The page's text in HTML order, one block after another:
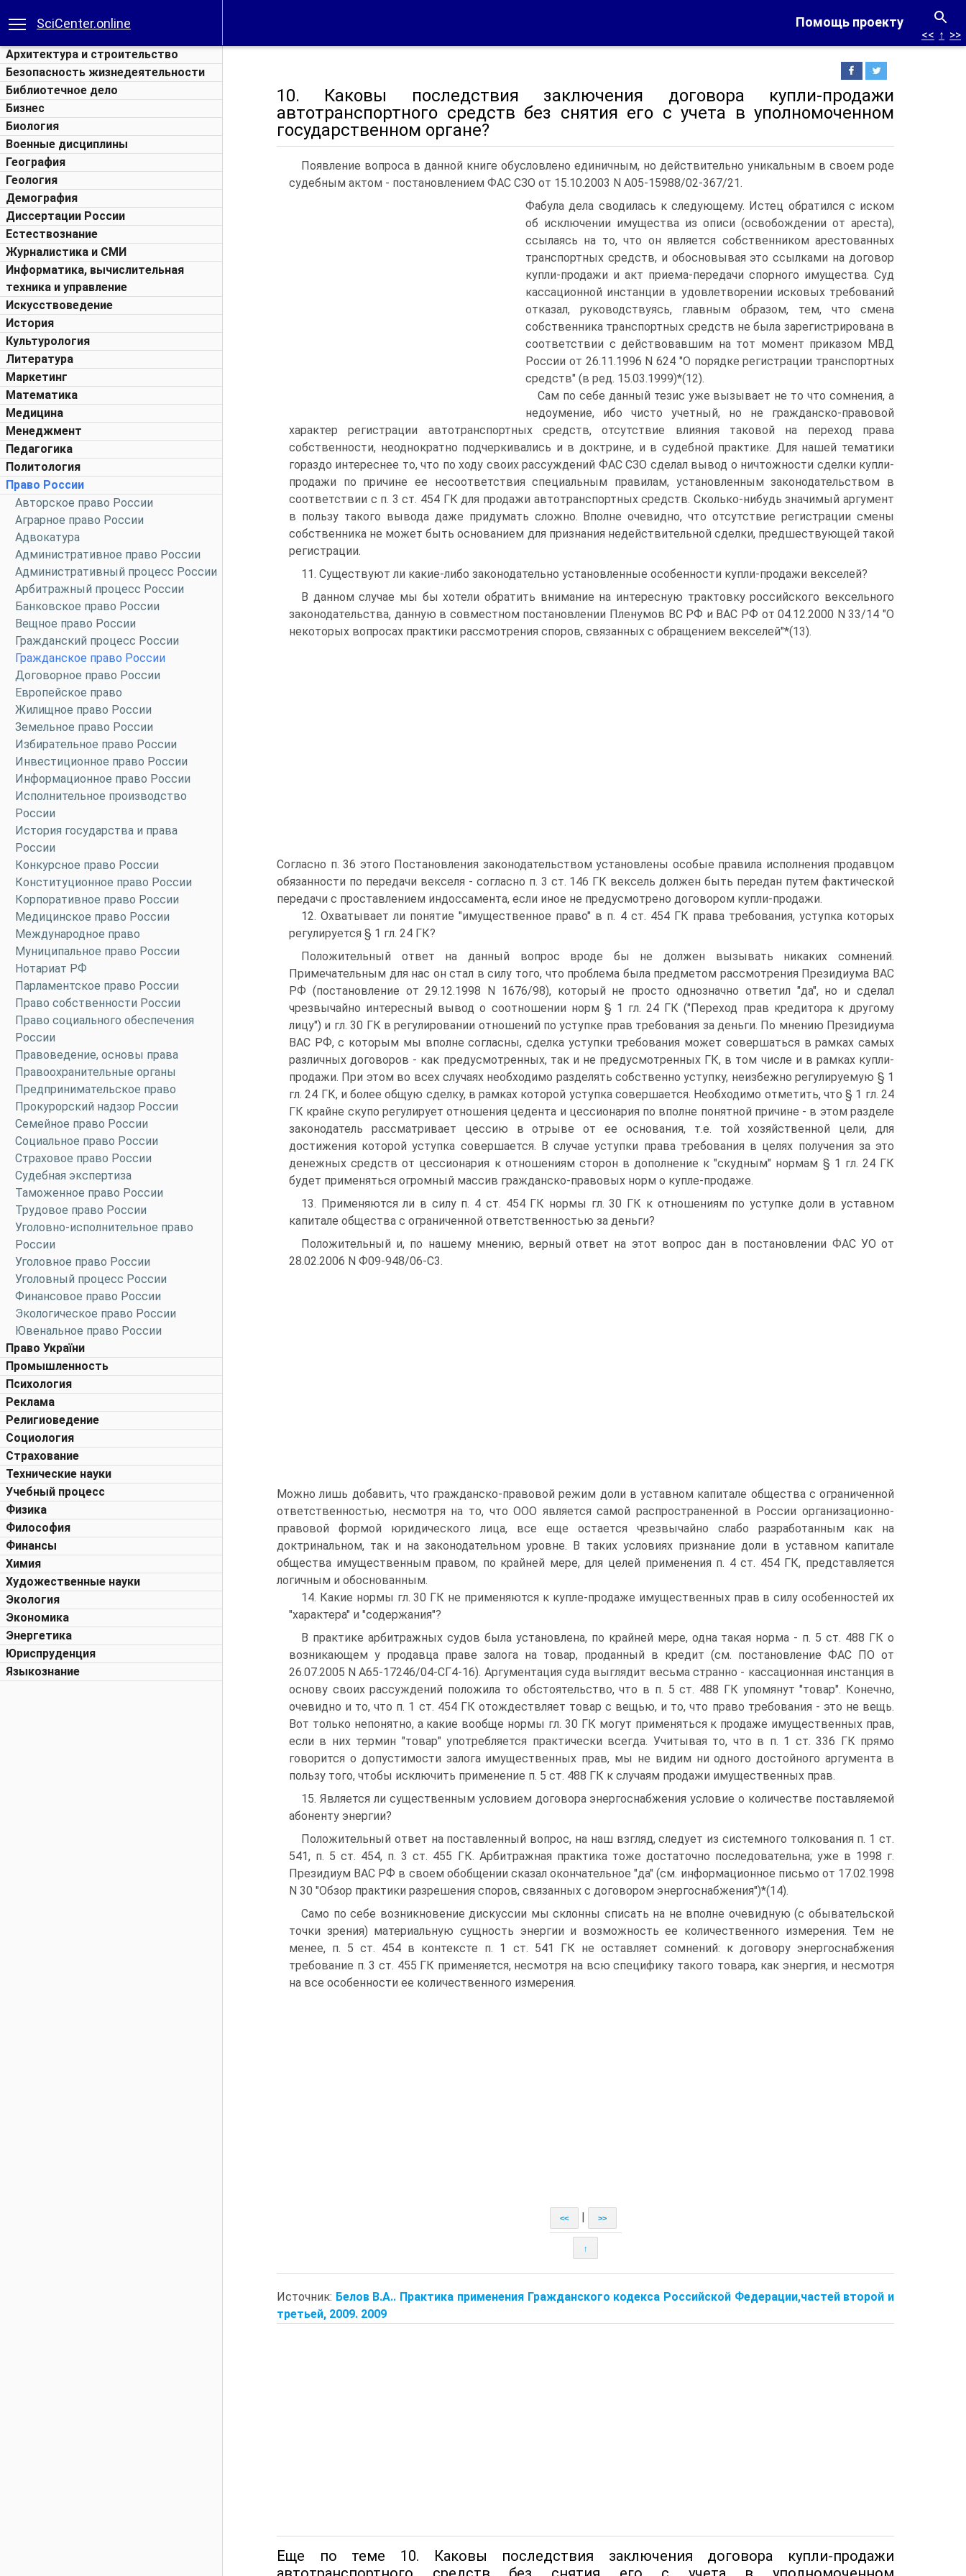
Помощь проекту
SciCenter.online
Архитектура и строительство
Безопасность жизнедеятельности
Библиотечное дело
Бизнес
Биология
Военные дисциплины
География
Геология
Демография
Диссертации России
Естествознание
Журналистика и СМИ
Информатика, вычислительная
техника и управление
Искусствоведение
История
Культурология
Литература
Маркетинг
Математика
Медицина
Менеджмент
Педагогика
Политология
Право России
Авторское право России
Аграрное право России
Адвокатура
Административное право России
Административный процесс России
Арбитражный процесс России
Банковское право России
Вещное право России
Гражданский процесс России
Гражданское право России
Договорное право России
Европейское право
Жилищное право России
Земельное право России
Избирательное право России
Инвестиционное право России
Информационное право России
Исполнительное производство
России
История государства и права
России
Конкурсное право России
Конституционное право России
Корпоративное право России
Медицинское право России
Международное право
Муниципальное право России
Нотариат РФ
Парламентское право России
Право собственности России
Право социального обеспечения
России
Правоведение, основы права
Правоохранительные органы
Предпринимательское право
Прокурорский надзор России
Семейное право России
Социальное право России
Страховое право России
Судебная экспертиза
Таможенное право России
Трудовое право России
Уголовно-исполнительное право
России
Уголовное право России
Уголовный процесс России
Финансовое право России
Экологическое право России
Ювенальное право России
Право України
Промышленность
Психология
Реклама
Религиоведение
Социология
Страхование
Технические науки
Учебный процесс
Физика
Философия
Финансы
Химия
Художественные науки
Экология
Экономика
Энергетика
Юриспруденция
Языкознание
<< ↑ >>
10. Каковы последствия заключения договора купли-продажи
автотранспортного средств без снятия его с учета в уполномоченном
государственном органе?
Появление вопроса в данной книге обусловлено единичным, но действительно уникальным в своем роде
судебным актом - постановлением ФАС СЗО от 15.10.2003 N А05-15988/02-367/21.
Фабула дела сводилась к следующему. Истец обратился с иском
об исключении имущества из описи (освобождении от ареста),
ссылаясь на то, что он является собственником арестованных
транспортных средств, и обосновывая это ссылками на договор
купли-продажи и акт приема-передачи спорного имущества. Суд
кассационной инстанции в удовлетворении исковых требований
отказал, руководствуясь, главным образом, тем, что смена
собственника транспортных средств не была зарегистрирована в
соответствии с действовавшим на тот момент приказом МВД
России от 26.11.1996 N 624 "О порядке регистрации транспортных
средств" (в ред. 15.03.1999)*(12).
Сам по себе данный тезис уже вызывает не то что сомнения, а
недоумение, ибо чисто учетный, но не гражданско-правовой
характер регистрации автотранспортных средств, отсутствие влияния таковой на переход права
собственности, неоднократно подчеркивались и в доктрине, и в судебной практике. Для нашей тематики
гораздо интереснее то, что по ходу своих рассуждений ФАС СЗО сделал вывод о ничтожности сделки купли-
продажи по причине ее несоответствия специальным правилам, установленным законодательством в
соответствии с п. 3 ст. 454 ГК для продажи автотранспортных средств. Сколько-нибудь значимый аргумент
в пользу такого вывода даже придумать сложно. Вполне очевидно, что отсутствие регистрации смены
собственника не может быть основанием для признания недействительной сделки, предшествующей такой
регистрации.
11. Существуют ли какие-либо законодательно установленные особенности купли-продажи векселей?
В данном случае мы бы хотели обратить внимание на интересную трактовку российского вексельного
законодательства, данную в совместном постановлении Пленумов ВС РФ и ВАС РФ от 04.12.2000 N 33/14 "О
некоторых вопросах практики рассмотрения споров, связанных с обращением векселей"*(13).
Согласно п. 36 этого Постановления законодательством установлены особые правила исполнения продавцом
обязанности по передачи векселя - согласно п. 3 ст. 146 ГК вексель должен быть передан путем фактической
передачи с проставлением индоссамента, если иное не предусмотрено договором купли-продажи.
12. Охватывает ли понятие "имущественное право" в п. 4 ст. 454 ГК права требования, уступка которых
регулируется § 1 гл. 24 ГК?
Положительный ответ на данный вопрос вроде бы не должен вызывать никаких сомнений.
Примечательным для нас он стал в силу того, что проблема была предметом рассмотрения Президиума ВАС
РФ (постановление от 29.12.1998 N 1676/98), который не просто однозначно ответил "да", но и сделал
чрезвычайно интересный вывод о соотношении норм § 1 гл. 24 ГК ("Переход прав кредитора к другому
лицу") и гл. 30 ГК в регулировании отношений по уступке прав требования за деньги. По мнению Президиума
ВАС РФ, с которым мы вполне согласны, сделка уступки требования может совершаться в рамках самых
различных договоров - как предусмотренных, так и не предусмотренных ГК, в том числе и в рамках купли-
продажи. При этом во всех случаях необходимо разделять собственно уступку, неизбежно регулируемую § 1
гл. 24 ГК, и более общую сделку, в рамках которой уступка совершается. Необходимо отметить, что § 1 гл. 24
ГК крайне скупо регулирует отношения цедента и цессионария по вполне понятной причине - в этом разделе
законодатель рассматривает цессию в отрыве от ее основания, т.е. той хозяйственной цели, для
достижения которой уступка совершается. В случае уступки права требования в целях получения за это
денежных средств от цессионария к отношениям сторон в дополнение к "скудным" нормам § 1 гл. 24 ГК
будет применяться огромный массив гражданско-правовых норм о купле-продаже.
13. Применяются ли в силу п. 4 ст. 454 ГК нормы гл. 30 ГК к отношениям по уступке доли в уставном
капитале общества с ограниченной ответственностью за деньги?
Положительный и, по нашему мнению, верный ответ на этот вопрос дан в постановлении ФАС УО от
28.02.2006 N Ф09-948/06-С3.
Можно лишь добавить, что гражданско-правовой режим доли в уставном капитале общества с ограниченной
ответственностью, несмотря на то, что ООО является самой распространенной в России организационно-
правовой формой юридического лица, все еще остается чрезвычайно слабо разработанным как на
доктринальном, так и на законодательном уровне. В таких условиях признание доли в уставном капитале
общества имущественным правом, по крайней мере, для целей применения п. 4 ст. 454 ГК, представляется
логичным и обоснованным.
14. Какие нормы гл. 30 ГК не применяются к купле-продаже имущественных прав в силу особенностей их
"характера" и "содержания"?
В практике арбитражных судов была установлена, по крайней мере, одна такая норма - п. 5 ст. 488 ГК о
возникающем у продавца праве залога на товар, проданный в кредит (см. постановление ФАС ПО от
26.07.2005 N А65-17246/04-СГ4-16). Аргументация суда выглядит весьма странно - кассационная инстанция в
основу своих рассуждений положила то обстоятельство, что в п. 5 ст. 488 ГК упомянут "товар". Конечно,
очевидно и то, что п. 1 ст. 454 ГК отождествляет товар с вещью, и то, что право требования - это не вещь.
Вот только непонятно, а какие вообще нормы гл. 30 ГК могут применяться к продаже имущественных прав,
если в них термин "товар" употребляется практически всегда. Учитывая то, что в п. 1 ст. 336 ГК прямо
говорится о допустимости залога имущественных прав, мы не видим ни одного достойного аргумента в
пользу того, чтобы исключить применение п. 5 ст. 488 ГК к случаям продажи имущественных прав.
15. Является ли существенным условием договора энергоснабжения условие о количестве поставляемой
абоненту энергии?
Положительный ответ на поставленный вопрос, на наш взгляд, следует из системного толкования п. 1 ст.
541, п. 5 ст. 454, п. 3 ст. 455 ГК. Арбитражная практика тоже достаточно последовательна; уже в 1998 г.
Президиум ВАС РФ в своем обобщении сказал окончательное "да" (см. информационное письмо от 17.02.1998
N 30 "Обзор практики разрешения споров, связанных с договором энергоснабжения")*(14).
Само по себе возникновение дискуссии мы склонны списать на не вполне очевидную (с обывательской
точки зрения) материальную сущность энергии и возможность ее количественного измерения. Тем не
менее, п. 5 ст. 454 в контексте п. 1 ст. 541 ГК не оставляет сомнений: к договору энергоснабжения
требование п. 3 ст. 455 ГК применяется, несмотря на всю специфику такого товара, как энергия, и несмотря
на все особенности ее количественного измерения.
<< >>
↑
Источник: Белов В.А.. Практика применения Гражданского кодекса Российской Федерации,частей второй и
третьей, 2009. 2009
Еще по теме 10. Каковы последствия заключения договора купли-продажи